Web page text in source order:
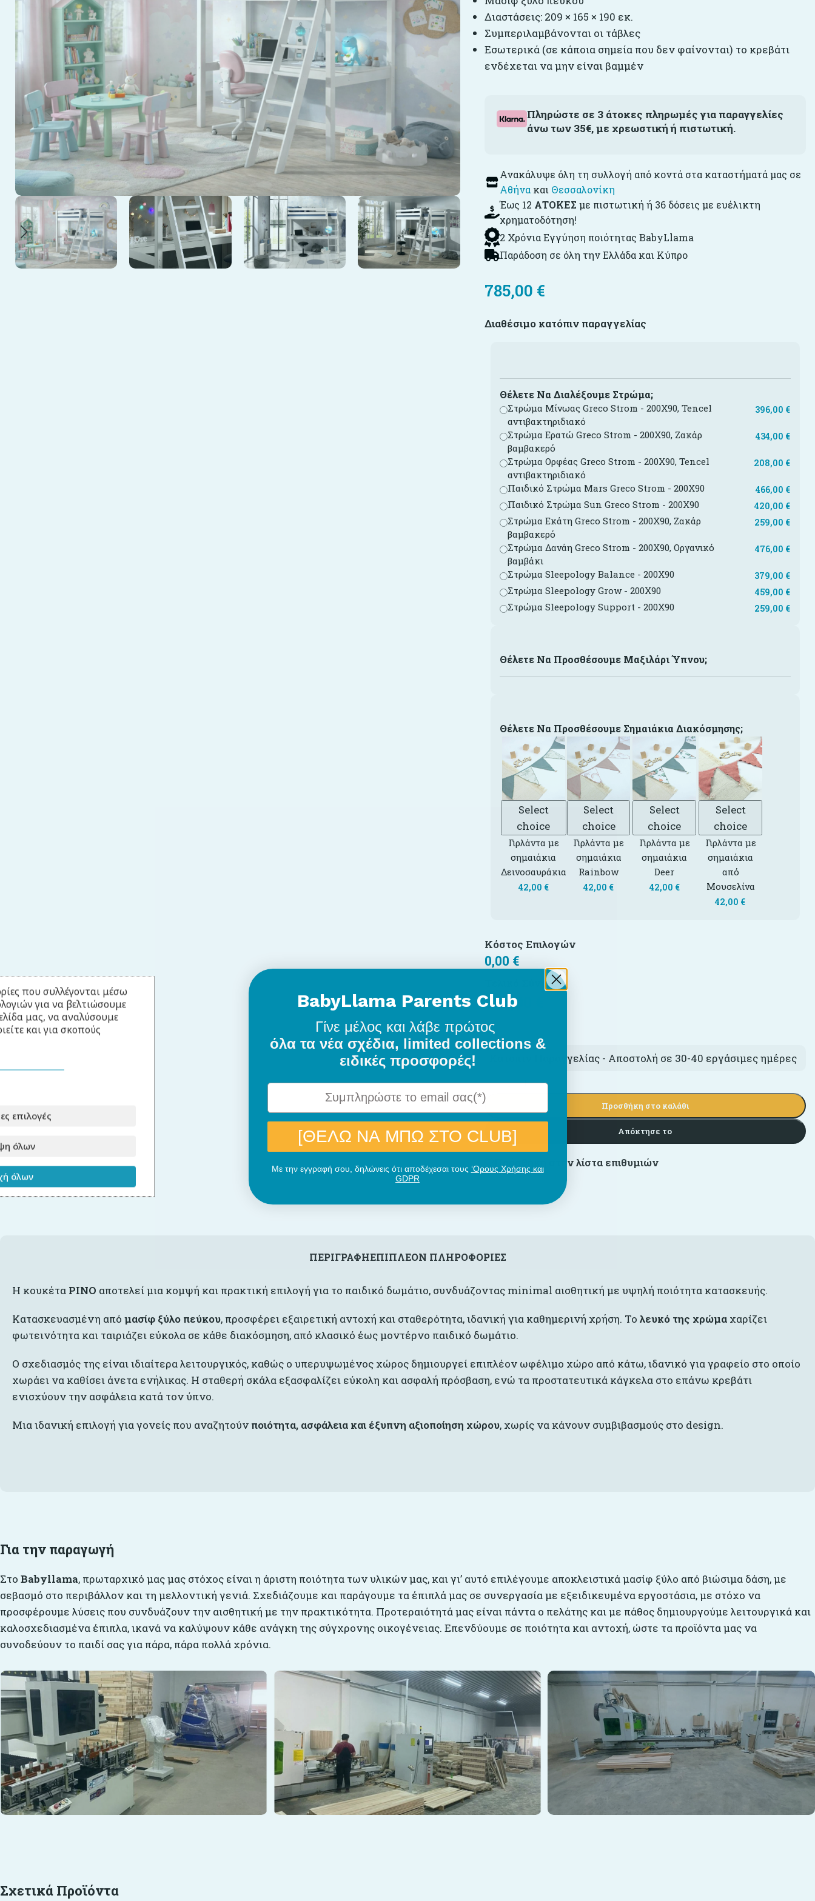
Διαστάσεις: 209 × 165 × 190 εκ.
Συμπεριλαμβάνονται οι τάβλες
Εσωτερικά (σε κάποια σημεία που δεν φαίνονται) το κρεβάτι
ενδέχεται να μην είναι βαμμέν
Πληρώστε σε 3 άτοκες πληρωμές για παραγγελίες
άνω των 35€, με χρεωστική ή πιστωτική.
Ανακάλυψε όλη τη συλλογή από κοντά στα καταστήματά μας σε
Αθήνακαι Θεσσαλονίκη
Έως 12 ΑΤΟΚΕΣ με πιστωτική ή 36 δόσεις με ευέλικτη
χρηματοδότηση!
2 Χρόνια Εγγύηση ποιότητας BabyLlama
Παράδοση σε όλη την Ελλάδα και Κύπρο
785,00 €
Διαθέσιμο κατόπιν παραγγελίας
Θέλετε Να Διαλέξουμε Στρώμα;
Στρώμα Μίνωας Greco Strom - 200X90, Tencel
αντιβακτηριδιακό
396,00 €
Στρώμα Ερατώ Greco Strom - 200X90, Ζακάρ
βαμβακερό
434,00 €
Στρώμα Ορφέας Greco Strom - 200X90, Tencel
αντιβακτηριδιακό
208,00 €
Παιδικό Στρώμα Mars Greco Strom - 200X90 466,00 €
Παιδικό Στρώμα Sun Greco Strom - 200X90 420,00 €
Στρώμα Εκάτη Greco Strom - 200X90, Ζακάρ
βαμβακερό
259,00 €
Στρώμα Δανάη Greco Strom - 200X90, Οργανικό
βαμβάκι
476,00 €
Στρώμα Sleepology Balance - 200X90 379,00 €
Στρώμα Sleepology Grow - 200X90 459,00 €
Στρώμα Sleepology Support - 200X90 259,00 €
Θέλετε Να Προσθέσουμε Μαξιλάρι Ύπνου;
Θέλετε Να Προσθέσουμε Σημαιάκια Διακόσμησης;
Select
choice
Γιρλάντα με
σημαιάκια
Δεινοσαυράκια
42,00 €
Select
choice
Γιρλάντα με
σημαιάκια
Rainbow
42,00 €
Select
choice
Γιρλάντα με
σημαιάκια
Deer
42,00 €
Select
choice
Γιρλάντα με
σημαιάκια
από
Μουσελίνα
42,00 €
Κόστος Επιλογών
0,00 €
Τελικό Σύνολο
785,00
Κατόπιν Παραγγελίας - Αποστολή σε 30-40 εργάσιμες ημέρες
-
+
Προσθήκη στο καλάθι
Απόκτησε το
Πρόσθήκη στην λίστα επιθυμιών
ΠΕΡΙΓΡΑΦΉΕΠΙΠΛΈΟΝ ΠΛΗΡΟΦΟΡΊΕΣ
Η κουκέτα PINO αποτελεί μια κομψή και πρακτική επιλογή για το παιδικό δωμάτιο, συνδυάζοντας minimal αισθητική με υψηλή ποιότητα κατασκευής.
Κατασκευασμένη από μασίφ ξύλο πεύκου, προσφέρει εξαιρετική αντοχή και σταθερότητα, ιδανική για καθημερινή χρήση. Το λευκό της χρώμα χαρίζει
φωτεινότητα και ταιριάζει εύκολα σε κάθε διακόσμηση, από κλασικό έως μοντέρνο παιδικό δωμάτιο.
Ο σχεδιασμός της είναι ιδιαίτερα λειτουργικός, καθώς ο υπερυψωμένος χώρος δημιουργεί επιπλέον ωφέλιμο χώρο από κάτω, ιδανικό για γραφείο στο οποίο
χωράει να καθίσει άνετα ενήλικας. Η σταθερή σκάλα εξασφαλίζει εύκολη και ασφαλή πρόσβαση, ενώ τα προστατευτικά κάγκελα στο επάνω κρεβάτι
ενισχύουν την ασφάλεια κατά τον ύπνο.
Μια ιδανική επιλογή για γονείς που αναζητούν ποιότητα, ασφάλεια και έξυπνη αξιοποίηση χώρου, χωρίς να κάνουν συμβιβασμούς στο design.
Για την παραγωγή
Στο Babyllama, πρωταρχικό μας μας στόχος είναι η άριστη ποιότητα των υλικών μας, και γι’ αυτό επιλέγουμε αποκλειστικά μασίφ ξύλο από βιώσιμα δάση, με
σεβασμό στο περιβάλλον και τη μελλοντική γενιά. Σχεδιάζουμε και παράγουμε τα έπιπλά μας σε συνεργασία με εξειδικευμένα εργοστάσια, με στόχο να
προσφέρουμε λύσεις που συνδυάζουν την αισθητική με την πρακτικότητα. Προτεραιότητά μας είναι πάντα ο πελάτης και με πάθος δημιουργούμε λειτουργικά και
καλοσχεδιασμένα έπιπλα, ικανά να καλύψουν κάθε ανάγκη της σύγχρονης οικογένειας. Επενδύουμε σε ποιότητα και αντοχή, ώστε τα προϊόντα μας να
συνοδεύουν το παιδί σας για πάρα, πάρα πολλά χρόνια.
Σχετικά Προϊόντα
που συλλέγονται μέσω
για να βελτιώσουμε
μας, να αναλύσουμε
και για σκοπούς
επιλογές
όλων
όλων
BabyLlama Parents Club
Γίνε μέλος και λάβε πρώτος
όλα τα νέα σχέδια, limited collections &
ειδικές προσφορές!
[ΘΕΛΩ ΝΑ ΜΠΩ ΣΤΟ CLUB]
Με την εγγραφή σου, δηλώνεις ότι αποδέχεσαι τους ‘Ορους Χρήσης και
GDPR